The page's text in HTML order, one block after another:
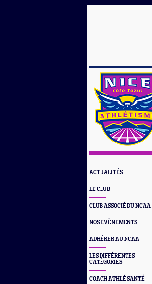
ACTUALITÉS
LE CLUB
CLUB ASSOCIÉ DU NCAA
NOS EVÈNEMENTS
ADHÉRER AU NCAA
LES DIFFÉRENTES
CATÉGORIES
COACH ATHLÉ SANTÉ